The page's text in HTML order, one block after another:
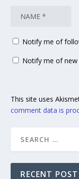
Notify me of
Notify me of new
This site uses
comment data is
RECENT